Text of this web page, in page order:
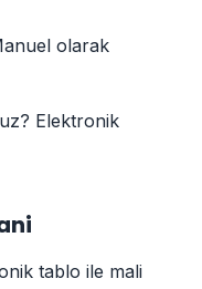
olarak
Elektronik
tablo ile mali